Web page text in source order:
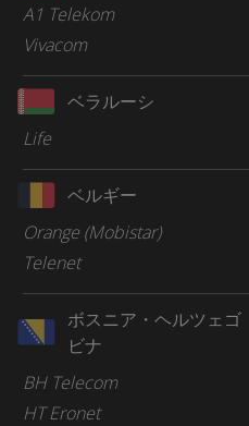
A1 Telekom
Vivacom
ベラルーシ
Life
ベルギー
Orange (Mobistar)
Telenet
ボスニア・ヘルツェゴ
ビナ
BH Telecom
HT Eronet